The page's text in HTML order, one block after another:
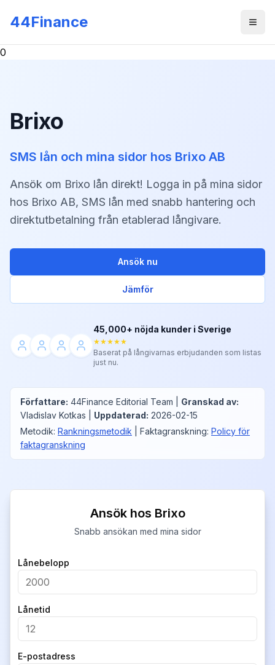
44Finance
0
Brixo
SMS lån och mina sidor hos Brixo AB
Ansök om Brixo lån direkt! Logga in på mina sidor
hos Brixo AB, SMS lån med snabb hantering och
direktutbetalning från etablerad långivare.
Ansök nu
Jämför
45,000+ nöjda kunder i Sverige
★★★★★
Baserat på långivarnas erbjudanden som listas
just nu.
Författare: 44Finance Editorial Team Granskad av:
Vladislav Kotkas
Uppdaterad: 2026-02-15
Metodik: Rankningsmetodik Faktagranskning: Policy för
faktagranskning
Ansök hos Brixo
Snabb ansökan med mina sidor
Company
Lånebelopp
Lånetid
E-postadress